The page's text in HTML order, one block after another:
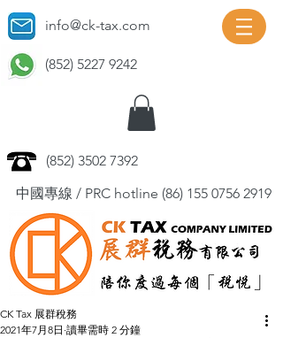
info@ck-tax.com
(852) 5227 9242
(852) 3502 7392
中國專線 / PRC hotline (86) 155 0756 2919
CK Tax 展群稅務
2021年7月8日 讀畢需時 2 分鐘